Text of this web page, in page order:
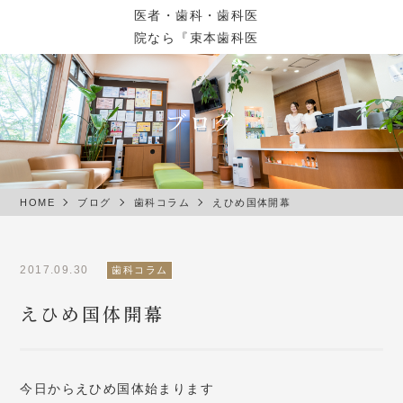
ブログ
HOME ブログ 歯科コラム えひめ国体開幕
2017.09.30 歯科コラム
えひめ国体開幕
今日からえひめ国体始まります